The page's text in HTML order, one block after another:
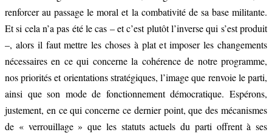
renforcer au passage le moral et la combativité de sa base militante.
Et si cela n’a pas été le cas – et c’est plutôt l’inverse qui s’est produit
–, alors il faut mettre les choses à plat et imposer les changements
nécessaires en ce qui concerne la cohérence de notre programme,
nos priorités et orientations stratégiques, l’image que renvoie le parti,
ainsi que son mode de fonctionnement démocratique. Espérons,
justement, en ce qui concerne ce dernier point, que des mécanismes
de « verrouillage » que les statuts actuels du parti offrent à ses